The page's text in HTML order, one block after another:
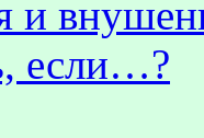
и
если…?